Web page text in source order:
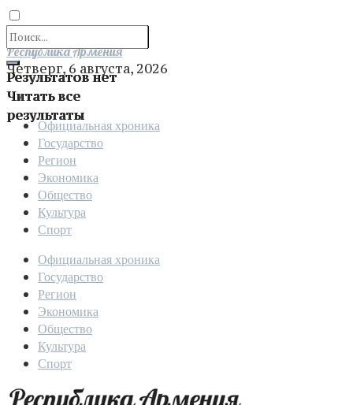
Результатов нет
Читать все
результаты
Отправить
Республика Армения
Четверг, 6 августа, 2026
Официальная хроника
Государство
Регион
Экономика
Общество
Культура
Спорт
Официальная хроника
Государство
Регион
Экономика
Общество
Культура
Спорт